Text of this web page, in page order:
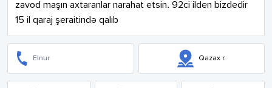
zavod maşın axtaranlar narahat etsin. 92ci ilden bizdedir
15 il qaraj şeraitində qalıb
Elnur Qazax r.